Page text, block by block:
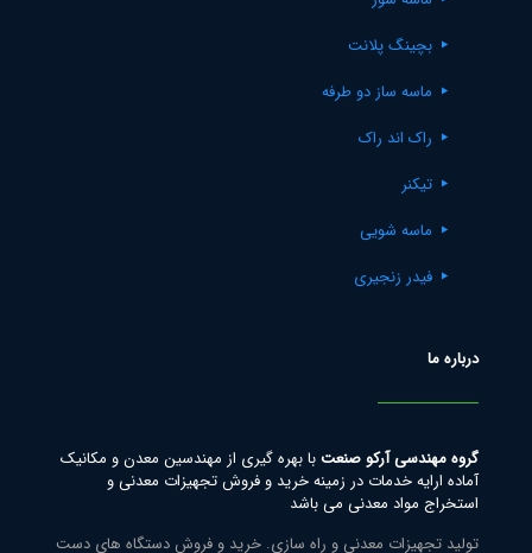
بچینگ پلانت
ماسه ساز دو طرفه
راک اند راک
تیکنر
ماسه شویی
فیدر زنجیری
درباره ما
گروه مهندسی آرکو صنعتبا بهره گیری از مهندسین معدن و مکانیک
آماده ارایه خدمات در زمینه خرید و فروش تجهیزات معدنی و
استخراج مواد معدنی می باشد
تولید تجهیزات معدنی و راه سازی. خرید و فروش دستگاه های دست